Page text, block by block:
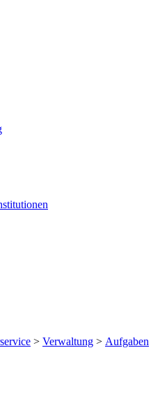
> Verwaltung > Aufgaben